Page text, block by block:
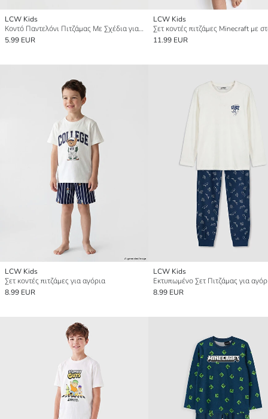
LCW Kids
Κοντό Παντελόνι Πιτζάμας Με Σχέδια για αγόρια
5.99 EUR
LCW Kids
11.99 EUR
LCW Kids
Σετ κοντές πιτζάμες για αγόρια
8.99 EUR
LCW Kids
Εκτυπωμένο Σετ Πιτζάμας για
8.99 EUR